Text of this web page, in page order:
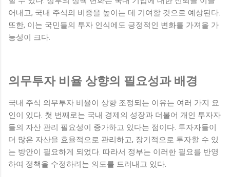
어내고, 국내 주식의 비중을 높이는 데 기여할 것으로 예상된다.
또한, 이는 국민들의 투자 인식에도 긍정적인 변화를 가져올 가
능성이 크다.
의무투자 비율 상향의 필요성과 배경
국내 주식 의무투자 비율이 상향 조정되는 이유는 여러 가지 요
인이 있다. 첫 번째로는 국내 경제의 성장과 더불어 개인 투자자
들의 자산 관리 필요성이 증가하고 있다는 점이다. 투자자들이
더 많은 자산을 효율적으로 관리하고, 장기적으로 투자할 수 있
는 방안이 필요하게 되었다. 따라서 정부는 이러한 필요를 반영
하여 정책을 수정하려는 의도를 드러내고 있다.